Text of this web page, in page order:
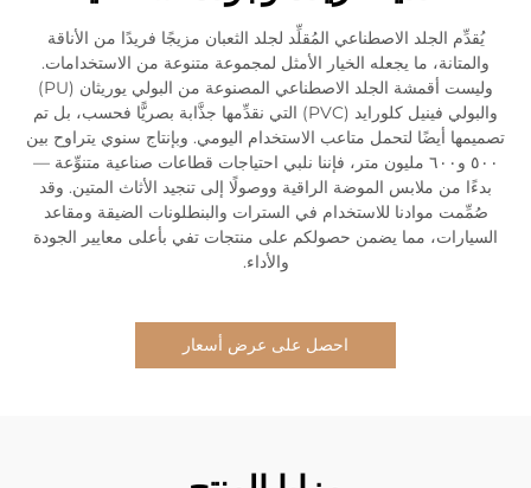
يُقدِّم الجلد الاصطناعي المُقلِّد لجلد الثعبان مزيجًا فريدًا من الأناقة
والمتانة، ما يجعله الخيار الأمثل لمجموعة متنوعة من الاستخدامات.
وليست أقمشة الجلد الاصطناعي المصنوعة من البولي يوريثان (PU)
والبولي فينيل كلورايد (PVC) التي نقدِّمها جذَّابة بصريًّا فحسب، بل تم
تصميمها أيضًا لتحمل متاعب الاستخدام اليومي. وبإنتاج سنوي يتراوح بين
٥٠٠ و٦٠٠ مليون متر، فإننا نلبي احتياجات قطاعات صناعية متنوِّعة —
بدءًا من ملابس الموضة الراقية ووصولًا إلى تنجيد الأثاث المتين. وقد
صُمِّمت موادنا للاستخدام في السترات والبنطلونات الضيقة ومقاعد
السيارات، مما يضمن حصولكم على منتجات تفي بأعلى معايير الجودة
والأداء.
احصل على عرض أسعار